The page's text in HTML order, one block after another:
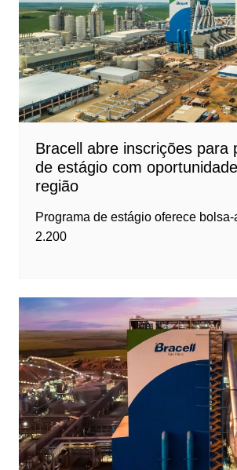
Bracell abre inscrições para
de estágio com
região
Programa de estágio oferece
2.200